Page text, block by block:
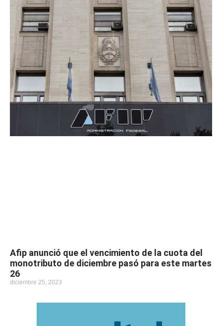
Afip anunció que el vencimiento de la cuota del
monotributo de diciembre pasó para este martes
26
diciembre 25, 2023